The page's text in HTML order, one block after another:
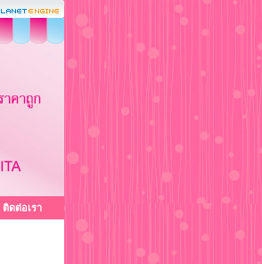
ติดต่อเรา